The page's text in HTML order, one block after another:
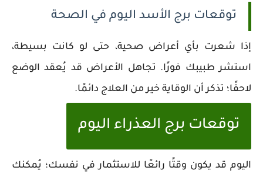
توقعات برج الأسد اليوم في الصحة
إذا شعرت بأي أعراض صحية، حتى لو كانت بسيطة،
استشر طبيبك فورًا. تجاهل الأعراض قد يُعقد الوضع
لاحقًا؛ تذكر أن الوقاية خير من العلاج دائمًا.
توقعات برج العذراء اليوم
اليوم قد يكون وقتًا رائعًا للاستثمار في نفسك؛ يُمكنك